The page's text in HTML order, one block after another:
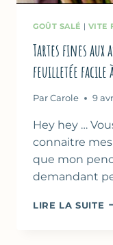
GOÛT SALÉ | VITE
Tartes fines aux
feuilletée facile
Par Carole 9
Hey hey …
connaitre
que mon
demandant
LIRE LA SUITE